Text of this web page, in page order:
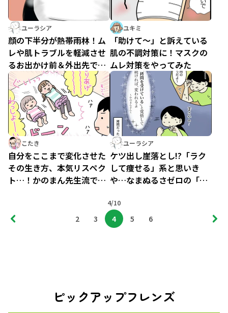
ユーラシア
顔の下半分が熱帯雨林！ム
レや肌トラブルを軽減させ
るお出かけ前＆外出先での
対策でマスク生活を快適に
ユキミ
「助けて～」と訴えている
肌の不調対策に！マスクの
ムレ対策をやってみた
こたき
自分をここまで変化させた
その生き方、本気リスペク
ト…！かのまん先生流で明
ユーラシア
ケツ出し崖落とし!?「ラク
して痩せる」系と思いき
や…なまぬるさゼロの「か
ズ」
4/10
2 3 4 5 6
ピックアップフレンズ